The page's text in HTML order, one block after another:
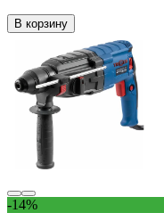
В корзину
-14%